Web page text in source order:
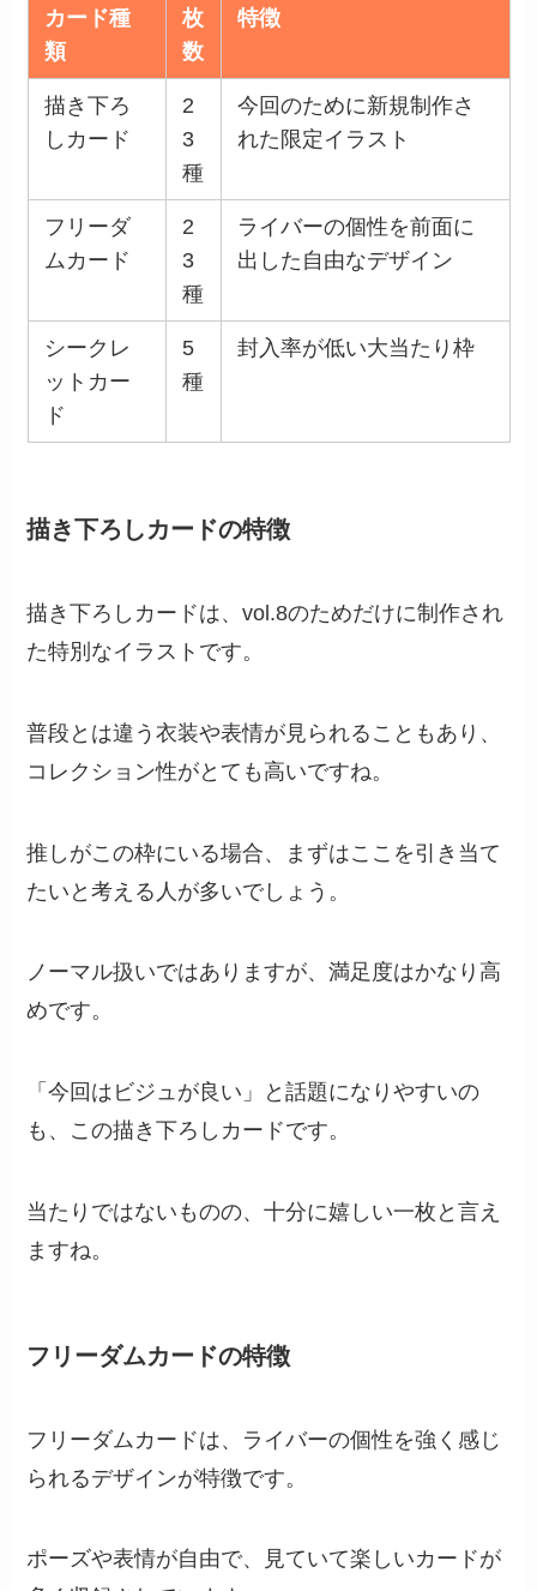
カード種
類
枚
数
特徴
描き下ろ
しカード
2
3
種
今回のために新規制作さ
れた限定イラスト
フリーダ
ムカード
2
3
種
ライバーの個性を前面に
出した自由なデザイン
シークレ
ットカー
ド
5
種
封入率が低い大当たり枠
描き下ろしカードの特徴
描き下ろしカードは、vol.8のためだけに制作され
た特別なイラストです。
普段とは違う衣装や表情が見られることもあり、
コレクション性がとても高いですね。
推しがこの枠にいる場合、まずはここを引き当て
たいと考える人が多いでしょう。
ノーマル扱いではありますが、満足度はかなり高
めです。
「今回はビジュが良い」と話題になりやすいの
も、この描き下ろしカードです。
当たりではないものの、十分に嬉しい一枚と言え
ますね。
フリーダムカードの特徴
フリーダムカードは、ライバーの個性を強く感じ
られるデザインが特徴です。
ポーズや表情が自由で、見ていて楽しいカードが